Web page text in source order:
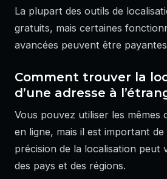
La plupart des outils de
gratuits, mais certaines
avancées peuvent être
Comment trouver la
d’une adresse à
Vous pouvez utiliser les mêmes
en ligne, mais il est important
précision de la localisation peut
des pays et des régions.